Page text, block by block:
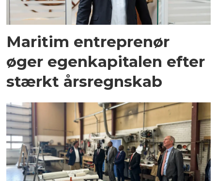
Maritim entreprenør
øger egenkapitalen efter
stærkt årsregnskab